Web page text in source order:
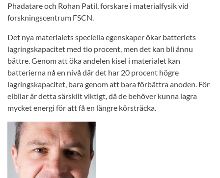
Phadatare och Rohan Patil, forskare i materialfysik vid
forskningscentrum FSCN.
Det nya materialets speciella egenskaper ökar batteriets
lagringskapacitet med tio procent, men det kan bli ännu
bättre. Genom att öka andelen kisel i materialet kan
batterierna nå en nivå där det har 20 procent högre
lagringskapacitet, bara genom att bara förbättra anoden. För
elbilar är detta särskilt viktigt, då de behöver kunna lagra
mycket energi för att få en längre körsträcka.